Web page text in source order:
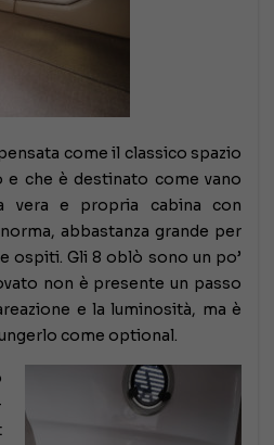
come il classico spazio
che è destinato come vano
vera e propria cabina con
abbastanza grande per
ospiti. Gli 8 oblò sono un po’
non è presente un passo
e la luminosità, ma è
come optional.